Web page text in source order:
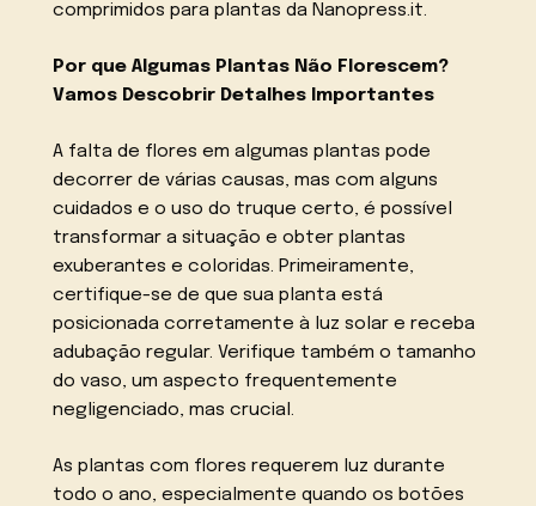
comprimidos para plantas da Nanopress.it.
Por que Algumas Plantas Não Florescem?
Vamos Descobrir Detalhes Importantes
A falta de flores em algumas plantas pode
decorrer de várias causas, mas com alguns
cuidados e o uso do truque certo, é possível
transformar a situação e obter plantas
exuberantes e coloridas. Primeiramente,
certifique-se de que sua planta está
posicionada corretamente à luz solar e receba
adubação regular. Verifique também o tamanho
do vaso, um aspecto frequentemente
negligenciado, mas crucial.
As plantas com flores requerem luz durante
todo o ano, especialmente quando os botões